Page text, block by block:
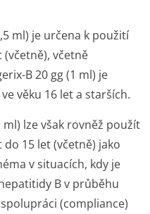
ml) je určena k použití
(včetně), včetně
B 20 gg (1 ml) je
věku 16 let a starších.
ml) lze však rovněž použít
15 let (včetně) jako
v situacích, kdy je
B v průběhu
(compliance)